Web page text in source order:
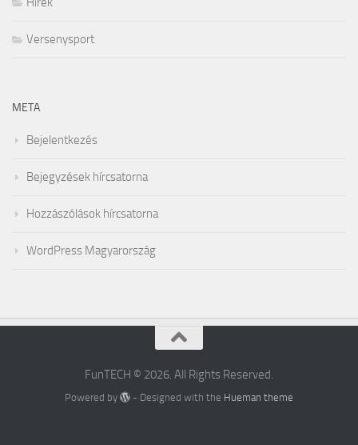
Versenysport
META
Bejelentkezés
Bejegyzések hírcsatorna
Hozzászólások hírcsatorna
WordPress Magyarország
FunTECH © 2026. All Rights Reserved.
Powered by - Designed with the Hueman theme